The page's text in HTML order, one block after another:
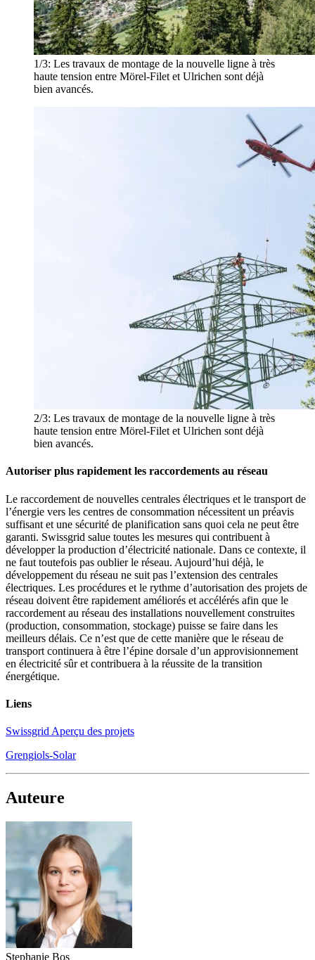
1/3: Les travaux de montage de la nouvelle ligne à très
haute tension entre Mörel-Filet et Ulrichen sont déjà
bien avancés.
2/3: Les travaux de montage de la nouvelle ligne à très
haute tension entre Mörel-Filet et Ulrichen sont déjà
bien avancés.
Autoriser plus rapidement les raccordements au réseau
Le raccordement de nouvelles centrales électriques et le transport de
l’énergie vers les centres de consommation nécessitent un préavis
suffisant et une sécurité de planification sans quoi cela ne peut être
garanti. Swissgrid salue toutes les mesures qui contribuent à
développer la production d’électricité nationale. Dans ce contexte, il
ne faut toutefois pas oublier le réseau. Aujourd’hui déjà, le
développement du réseau ne suit pas l’extension des centrales
électriques. Les procédures et le rythme d’autorisation des projets de
réseau doivent être rapidement améliorés et accélérés afin que le
raccordement au réseau des installations nouvellement construites
(production, consommation, stockage) puisse se faire dans les
meilleurs délais. Ce n’est que de cette manière que le réseau de
transport continuera à être l’épine dorsale d’un approvisionnement
en électricité sûr et contribuera à la réussite de la transition
énergétique.
Liens
Swissgrid Aperçu des projets
Grengiols-Solar
Auteure
Stephanie Bos